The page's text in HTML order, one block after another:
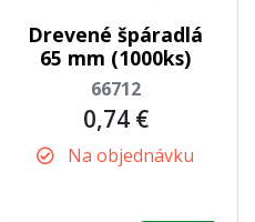
Drevené špáradlá
65 mm (1000ks)
66712
0,74 €
Na objednávku